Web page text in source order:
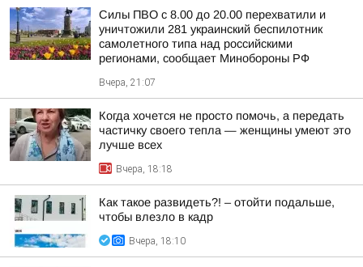
Силы ПВО с 8.00 до 20.00 перехватили и
уничтожили 281 украинский беспилотник
самолетного типа над российскими
регионами, сообщает Минобороны РФ
Вчера, 21:07
Когда хочется не просто помочь, а передать
частичку своего тепла — женщины умеют это
лучше всех
Вчера, 18:18
Как такое развидеть?! – отойти подальше,
чтобы влезло в кадр
Вчера, 18:10